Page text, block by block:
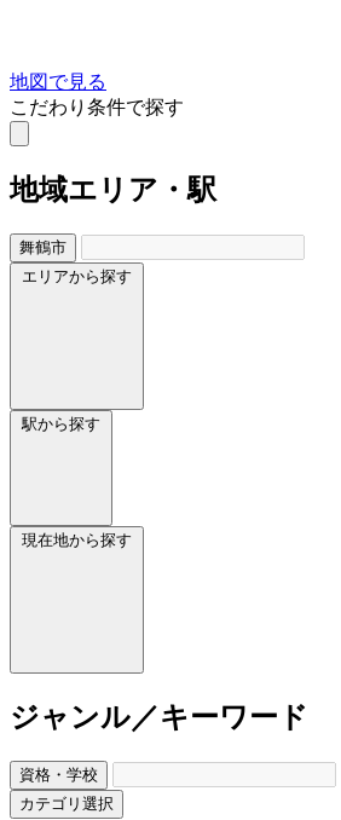
地図で見る
こだわり条件で探す
地域エリア・駅
舞鶴市
エリアから探す
駅から探す
現在地から探す
ジャンル／キーワード
資格・学校
カテゴリ選択